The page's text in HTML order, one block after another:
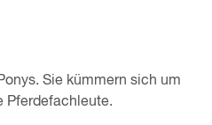
Sie kümmern sich um
Pferdefachleute.